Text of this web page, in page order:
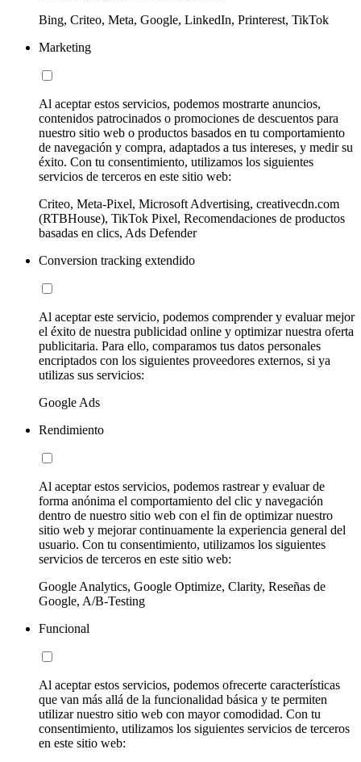
Bing, Criteo, Meta, Google, LinkedIn, Printerest, TikTok
Marketing
Al aceptar estos servicios, podemos mostrarte anuncios,
contenidos patrocinados o promociones de descuentos para
nuestro sitio web o productos basados en tu comportamiento
de navegación y compra, adaptados a tus intereses, y medir su
éxito. Con tu consentimiento, utilizamos los siguientes
servicios de terceros en este sitio web:
Criteo, Meta-Pixel, Microsoft Advertising, creativecdn.com
(RTBHouse), TikTok Pixel, Recomendaciones de productos
basadas en clics, Ads Defender
Conversion tracking extendido
Al aceptar este servicio, podemos comprender y evaluar mejor
el éxito de nuestra publicidad online y optimizar nuestra oferta
publicitaria. Para ello, comparamos tus datos personales
encriptados con los siguientes proveedores externos, si ya
utilizas sus servicios:
Google Ads
Rendimiento
Al aceptar estos servicios, podemos rastrear y evaluar de
forma anónima el comportamiento del clic y navegación
dentro de nuestro sitio web con el fin de optimizar nuestro
sitio web y mejorar continuamente la experiencia general del
usuario. Con tu consentimiento, utilizamos los siguientes
servicios de terceros en este sitio web:
Google Analytics, Google Optimize, Clarity, Reseñas de
Google, A/B-Testing
Funcional
Al aceptar estos servicios, podemos ofrecerte características
que van más allá de la funcionalidad básica y te permiten
utilizar nuestro sitio web con mayor comodidad. Con tu
consentimiento, utilizamos los siguientes servicios de terceros
en este sitio web: